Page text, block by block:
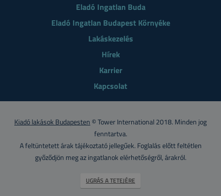
Eladó Ingatlan Buda
Eladó Ingatlan Budapest Környéke
Lakáskezelés
Hírek
Karrier
Kapcsolat
Kiadó lakások Budapesten © Tower International 2018. Minden jog
fenntartva.
A feltüntetett árak tájékoztató jellegűek. Foglalás előtt feltétlen
győződjön meg az ingatlanok elérhetőségről, árakról.
UGRÁS A TETEJÉRE